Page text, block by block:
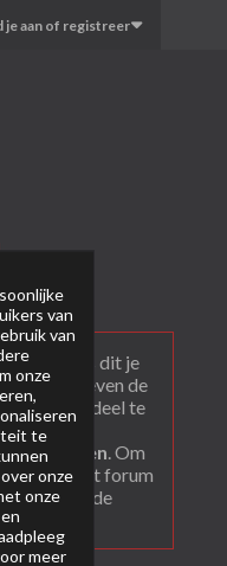
je aan of registreer
hebt! Als dit je
eerst even de
. Om actief deel te
kunnen
registeren. Om
het forum
van
van
onze
te
onze
onze
meer